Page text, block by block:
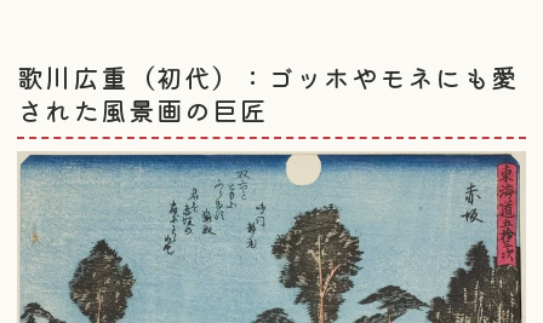
歌川広重（初代）：ゴッホやモネにも愛
された風景画の巨匠